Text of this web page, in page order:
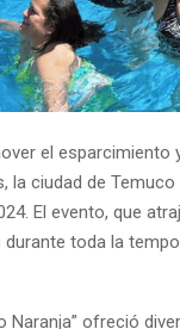
el esparcimiento
la ciudad de
El evento, que
toda la
Naranja” ofreció